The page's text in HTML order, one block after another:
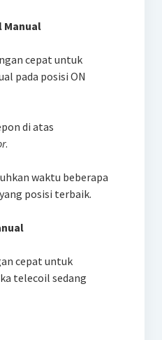
Manual
cepat untuk
pada posisi ON
di atas
.
waktu beberapa
posisi terbaik.
cepat untuk
telecoil sedang